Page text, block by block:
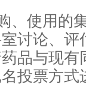
、使用的
讨论、评
品与现有
投票方